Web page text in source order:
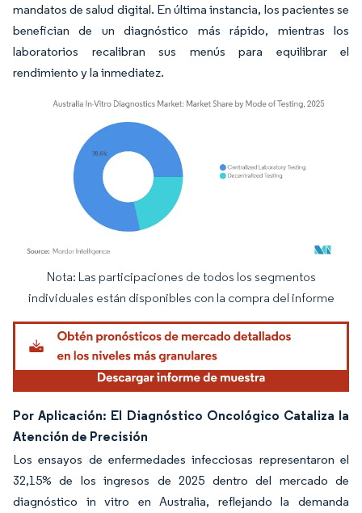
mandatos de salud digital. En última instancia, los pacientes se
benefician de un diagnóstico más rápido, mientras los
laboratorios recalibran sus menús para equilibrar el
rendimiento y la inmediatez.
Imagen © Mordor Intelligence. El uso requiere atribución según CC BY 4.0.
Nota: Las participaciones de todos los segmentos
individuales están disponibles con la compra del informe
Por Aplicación: El Diagnóstico Oncológico Cataliza la
Atención de Precisión
Los ensayos de enfermedades infecciosas representaron el
32,15% de los ingresos de 2025 dentro del mercado de
diagnóstico in vitro en Australia, reflejando la demanda